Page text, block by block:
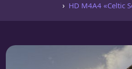
HD M4A4 «Celtic